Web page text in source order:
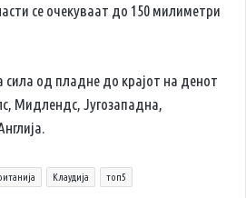
се очекуваат до 150 милиметри
од пладне до крајот на денот
Мидлендс, Југозападна,
Клаудија топ5